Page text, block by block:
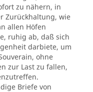
zu nähern, in
Zurückhaltung, wie
allen Höfen
ruhig ab, daß sich
darbiete, um
ohne
zur Last zu fallen,
Briefe von